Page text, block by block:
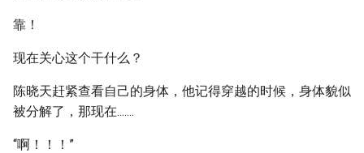
靠！
现在关心这个干什么？
陈晓天赶紧查看自己的身体，他记得穿越的时候，身体貌似
被分解了，那现在.......
“啊！！！”